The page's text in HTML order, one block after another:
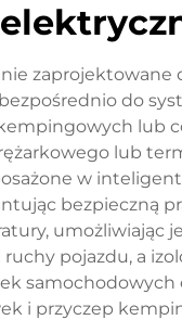
do
lub
lub
w
bezpieczną
umożliwiając
pojazdu, a
i przyczep